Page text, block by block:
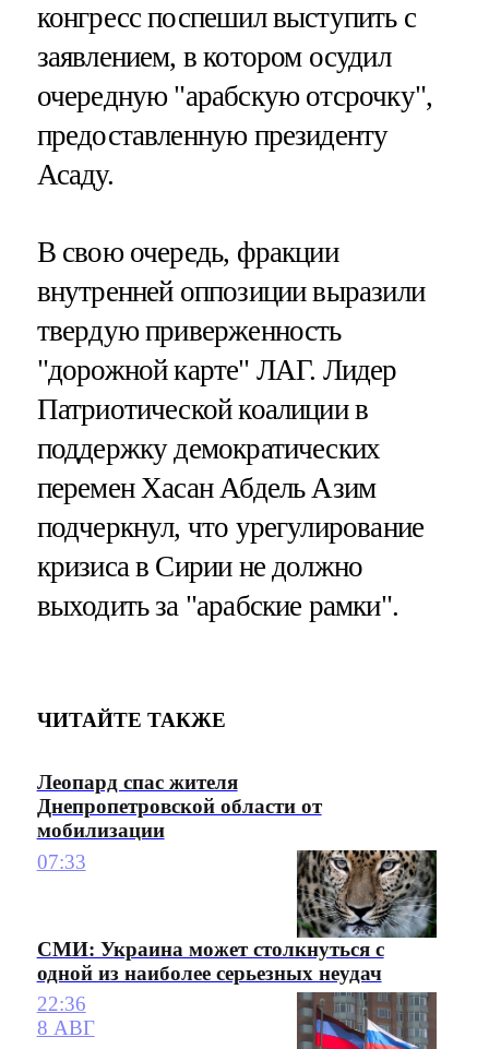
конгресс поспешил выступить с
заявлением, в котором осудил
очередную "арабскую отсрочку",
предоставленную президенту
Асаду.
В свою очередь, фракции
внутренней оппозиции выразили
твердую приверженность
"дорожной карте" ЛАГ. Лидер
Патриотической коалиции в
поддержку демократических
перемен Хасан Абдель Азим
подчеркнул, что урегулирование
кризиса в Сирии не должно
выходить за "арабские рамки".
ЧИТАЙТЕ ТАКЖЕ
Леопард спас жителя
Днепропетровской области от
мобилизации
07:33
СМИ: Украина может столкнуться с
одной из наиболее серьезных неудач
22:36
8 АВГ